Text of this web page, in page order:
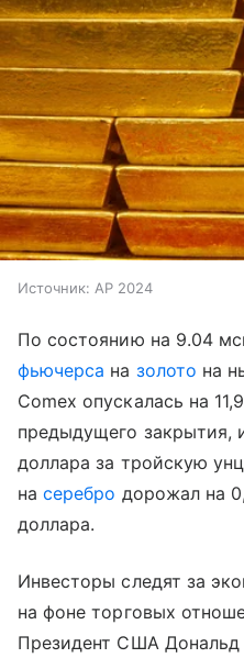
Источник: AP 2024
По состоянию на 9.04
фьючерса на золото на
Comex опускалась на
предыдущего закрытия,
доллара за тройскую
насеребро дорожал на
доллара.
Инвесторы следят за
на фоне торговых
Президент США Дональд